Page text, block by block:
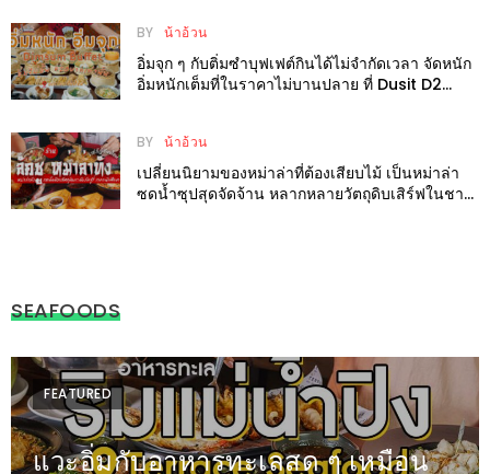
สินค้า
เรื่อง
บ้าน
คุ้ม
ครบ
จบ
FAIR
2017
เชียงใหม่
จัด
เต็ม
BY น้าอ้วน
อิ่มจุก ๆ กับติ่มซำบุฟเฟต์กินได้ไม่จำกัดเวลา จัดหนัก
อิ่มหนักเต็มที่ในราคาไม่บานปลาย ที่ Dusit D2
BY น้าอ้วน
เปลี่ยนนิยามของหม่าล่าที่ต้องเสียบไม้ เป็นหม่าล่า
ซดน้ำซุปสุดจัดจ้าน หลากหลายวัตถุดิบเสิร์ฟในชาม
SEAFOODS
FEATURED
แวะอิ่มกับอาหารทะเลสด ๆ เหมือน